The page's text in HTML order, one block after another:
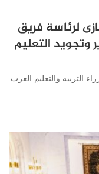
لرئاسة فريق
وتجويد التعليم
التربيه والتعليم العرب